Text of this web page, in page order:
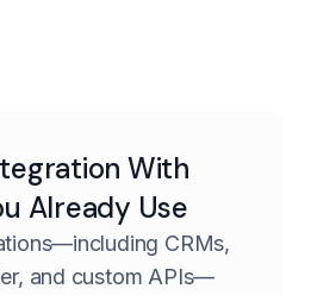
With
Already Use
CRMs,
and custom APIs—